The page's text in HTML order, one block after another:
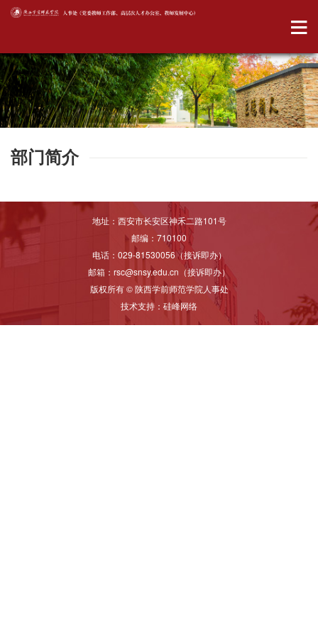
部门简介
地址：西安市长安区神禾二路101号
邮编：710100
电话：029-81530056（接诉即办）
邮箱：rsc@snsy.edu.cn（接诉即办）
版权所有 © 陕西学前师范学院人事处
技术支持： 硅峰网络